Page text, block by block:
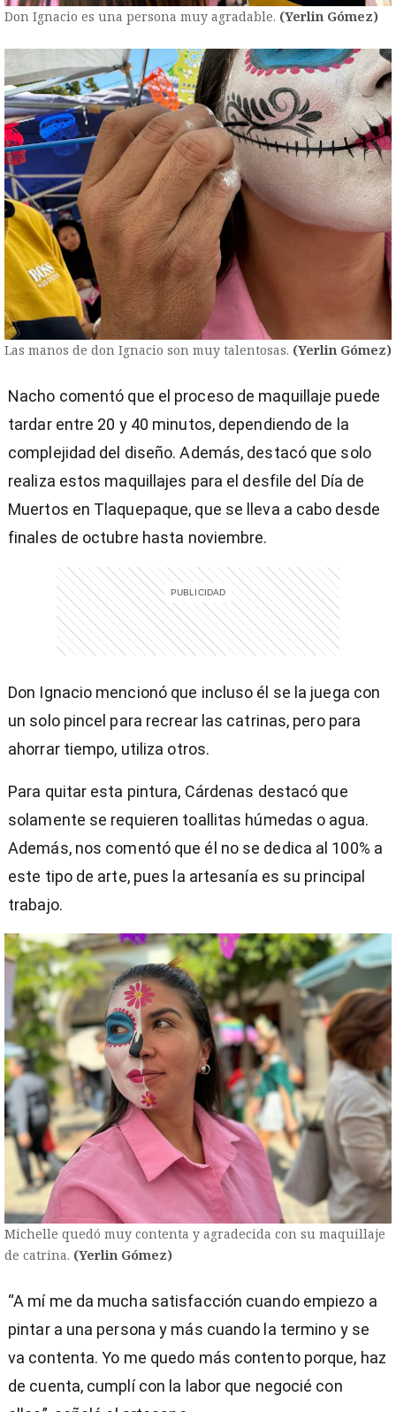
Don Ignacio es una persona muy agradable. (Yerlin Gómez)
Las manos de don Ignacio son muy talentosas. (Yerlin Gómez)
Nacho comentó que el proceso de maquillaje puede
tardar entre 20 y 40 minutos, dependiendo de la
complejidad del diseño. Además, destacó que solo
realiza estos maquillajes para el desfile del Día de
Muertos en Tlaquepaque, que se lleva a cabo desde
finales de octubre hasta noviembre.
Don Ignacio mencionó que incluso él se la juega con
un solo pincel para recrear las catrinas, pero para
ahorrar tiempo, utiliza otros.
Para quitar esta pintura, Cárdenas destacó que
solamente se requieren toallitas húmedas o agua.
Además, nos comentó que él no se dedica al 100% a
este tipo de arte, pues la artesanía es su principal
trabajo.
Michelle quedó muy contenta y agradecida con su maquillaje
de catrina. (Yerlin Gómez)
“A mí me da mucha satisfacción cuando empiezo a
pintar a una persona y más cuando la termino y se
va contenta. Yo me quedo más contento porque, haz
de cuenta, cumplí con la labor que negocié con